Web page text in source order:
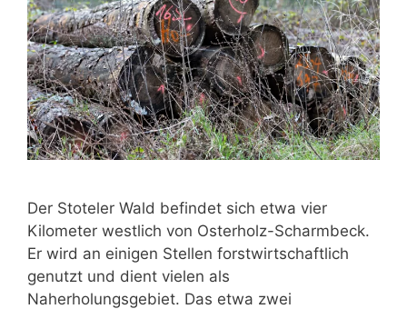
Der Stoteler Wald befindet sich etwa vier
Kilometer westlich von Osterholz-Scharmbeck.
Er wird an einigen Stellen forstwirtschaftlich
genutzt und dient vielen als
Naherholungsgebiet. Das etwa zwei